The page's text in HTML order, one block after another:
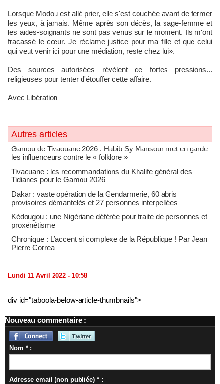
Lorsque Modou est allé prier, elle s'est couchée avant de fermer
les yeux, à jamais. Même après son décès, la sage-femme et
les aides-soignants ne sont pas venus sur le moment. Ils m'ont
fracassé le cœur. Je réclame justice pour ma fille et que celui
qui veut venir ici pour une médiation, reste chez lui».
Des sources autorisées révèlent de fortes pressions...
religieuses pour tenter d'étouffer cette affaire.
Avec Libération
Autres articles
Gamou de Tivaouane 2026 : Habib Sy Mansour met en garde
les influenceurs contre le « folklore »
Tivaouane : les recommandations du Khalife général des
Tidianes pour le Gamou 2026
Dakar : vaste opération de la Gendarmerie, 60 abris
provisoires démantelés et 27 personnes interpellées
Kédougou : une Nigériane déférée pour traite de personnes et
proxénétisme
Chronique : L’accent si complexe de la République ! Par Jean
Pierre Correa
Lundi 11 Avril 2022 - 10:58
div id="taboola-below-article-thumbnails">
Nouveau commentaire :
Nom * :
Adresse email (non publiée) * :